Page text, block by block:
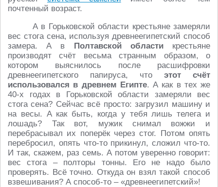
почтенный возраст.
А в Горьковской области крестьяне замеряли
вес стога сена, используя древнеегипетский способ
замера. А в Полтавской областикрестьяне
производят счёт весьма странным образом, о
котором выяснилось после расшифровки
древнеегипетского папируса, что этот счёт
использовался в древнем Египте. А как в тех же
40-х годах в Горьковской области замеряли вес
стога сена? Сейчас всё просто: загрузил машину и
на весы. А как быть, когда у тебя лишь телега и
лошадь? Так вот, мужик снимал вожжи и
перебрасывал их поперёк через стог. Потом опять
перебросил, опять что-то прикинул, сложил что-то.
И так, скажем, раз семь. А потом уверенно говорит:
вес стога – полторы тонны. Его не надо было
проверять. Всё точно. Откуда он взял такой способ
взвешивания? А способ-то – «древнеегипетский»!